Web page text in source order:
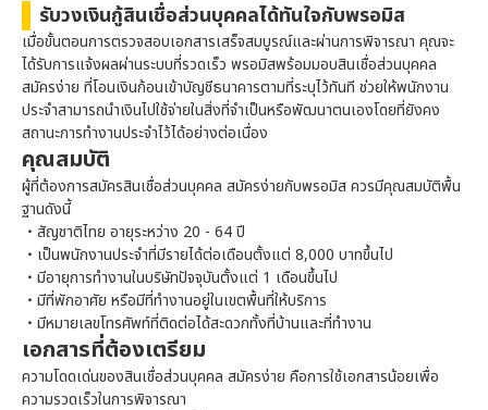
รับวงเงินกู้สินเชื่อส่วนบุคคลได้ทันใจกับพรอมิส
เมื่อขั้นตอนการตรวจสอบเอกสารเสร็จสมบูรณ์และผ่านการพิจารณา คุณจะ
ได้รับการแจ้งผลผ่านระบบที่รวดเร็ว พรอมิสพร้อมมอบสินเชื่อส่วนบุคคล
สมัครง่าย ที่โอนเงินก้อนเข้าบัญชีธนาคารตามที่ระบุไว้ทันที ช่วยให้พนักงาน
ประจำสามารถนำเงินไปใช้จ่ายในสิ่งที่จำเป็นหรือพัฒนาตนเองโดยที่ยังคง
สถานะการทำงานประจำไว้ได้อย่างต่อเนื่อง
คุณสมบัติ
ผู้ที่ต้องการสมัครสินเชื่อส่วนบุคคล สมัครง่ายกับพรอมิสควรมีคุณสมบัติพื้น
ฐานดังนี้
สัญชาติไทย อายุระหว่าง 20 - 64 ปี
เป็นพนักงานประจำที่มีรายได้ต่อเดือนตั้งแต่ 8,000 บาทขึ้นไป
มีอายุการทำงานในบริษัทปัจจุบันตั้งแต่ 1 เดือนขึ้นไป
มีที่พักอาศัย หรือมีที่ทำงานอยู่ในเขตพื้นที่ให้บริการ
มีหมายเลขโทรศัพท์ที่ติดต่อได้สะดวกทั้งที่บ้านและที่ทำงาน
เอกสารที่ต้องเตรียม
ความโดดเด่นของสินเชื่อส่วนบุคคล สมัครง่าย คือการใช้เอกสารน้อยเพื่อ
ความรวดเร็วในการพิจารณา